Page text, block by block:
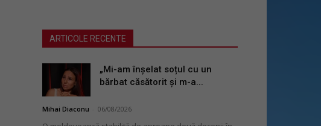
ARTICOLE RECENTE
„Mi-am înșelat soțul cu un
bărbat căsătorit și m-a...
Mihai Diaconu 06/08/2026